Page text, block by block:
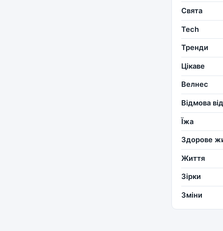
Свята
Tech
Тренди
Цікаве
Велнес
Відмова
Їжа
Здорове
Життя
Зірки
Зміни